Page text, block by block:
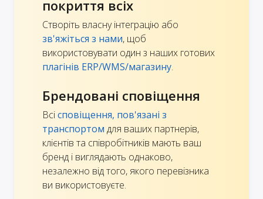
покриття всіх
Створіть власну інтеграцію або
зв'яжіться з нами, щоб
використовувати один з наших готових
плагінів ERP/WMS/магазину.
Брендовані сповіщення
Всісповіщення, пов'язані з
транспортом для ваших партнерів,
клієнтів та співробітників мають ваш
бренд і виглядають однаково,
незалежно від того, якого перевізника
ви використовуєте.